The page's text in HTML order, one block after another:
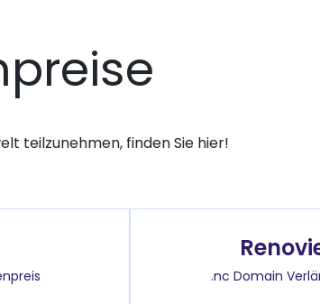
teilzunehmen, finden Sie hier!
.nc Domain